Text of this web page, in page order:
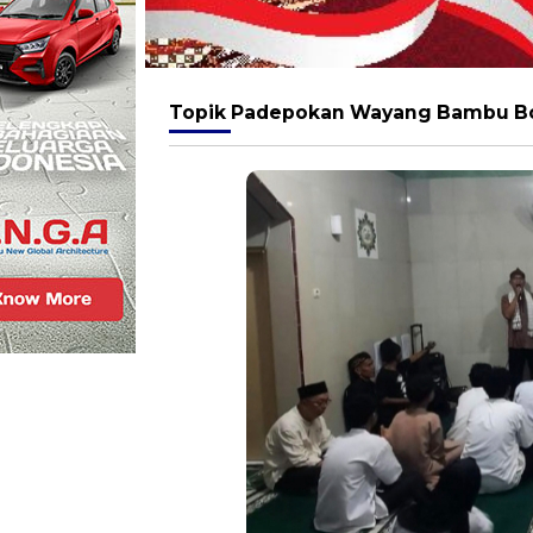
Topik Padepokan Wayang Bambu